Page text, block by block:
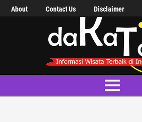
About Contact Us Disclaimer